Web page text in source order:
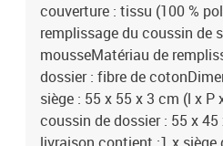
couverture : tissu (100 %
remplissage du coussin de
mousseMatériau de
dossier : fibre de
siège : 55 x 55 x 3 cm (l x P
coussin de dossier : 55 x